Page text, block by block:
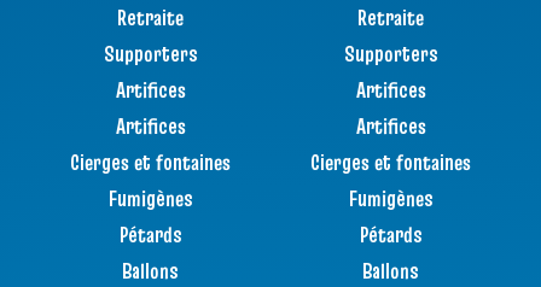
Retraite
Supporters
Artifices
Artifices
Cierges et fontaines
Fumigènes
Pétards
Ballons
Retraite
Supporters
Artifices
Artifices
Cierges et fontaines
Fumigènes
Pétards
Ballons